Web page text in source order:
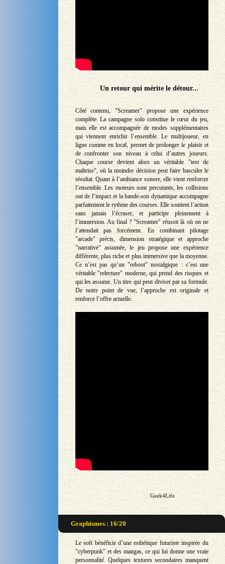
Un retour qui mérite le détour...
Côté contenu, "Screamer" propose une expérience
complète. La campagne solo constitue le cœur du jeu,
mais elle est accompagnée de modes supplémentaires
qui viennent enrichir l’ensemble. Le multijoueur, en
ligne comme en local, permet de prolonger le plaisir et
de confronter son niveau à celui d’autres joueurs.
Chaque course devient alors un véritable "test de
maîtrise", où la moindre décision peut faire basculer le
résultat. Quant à l’ambiance sonore, elle vient renforcer
l’ensemble. Les moteurs sont percutants, les collisions
ont de l’impact et la bande-son dynamique accompagne
parfaitement le rythme des courses. Elle soutient l’action
sans jamais l’écraser, et participe pleinement à
l’immersion. Au final ? "Screamer" réussit là où on ne
l’attendait pas forcément. En combinant pilotage
"arcade" précis, dimension stratégique et approche
"narrative" assumée, le jeu propose une expérience
différente, plus riche et plus immersive que la moyenne.
Ce n’est pas qu’un "reboot" nostalgique : c’est une
véritable "relecture" moderne, qui prend des risques et
qui les assume. Un titre qui peut diviser par sa formule.
De notre point de vue, l’approche est originale et
renforce l’offre actuelle.
Geek4Life
Graphismes : 16/20
Le soft bénéficie d’une esthétique futuriste inspirée du
"cyberpunk" et des mangas, ce qui lui donne une vraie
personnalité. Quelques textures secondaires manquent